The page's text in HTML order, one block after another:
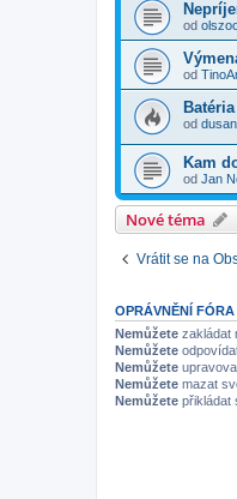
od
od
Batéria
od
Kam
od Jan
Nové téma
Vrátit se na
OPRÁVNĚNÍ FÓRA
Nemůžete zakládat
Nemůžete
Nemůžete
Nemůžete mazat
Nemůžete přikládat